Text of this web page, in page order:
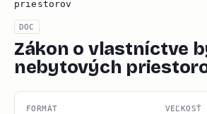
priestorov
DOC
Zákon o vlastníctve
nebytových
FORMÁT VEĽKOSŤ